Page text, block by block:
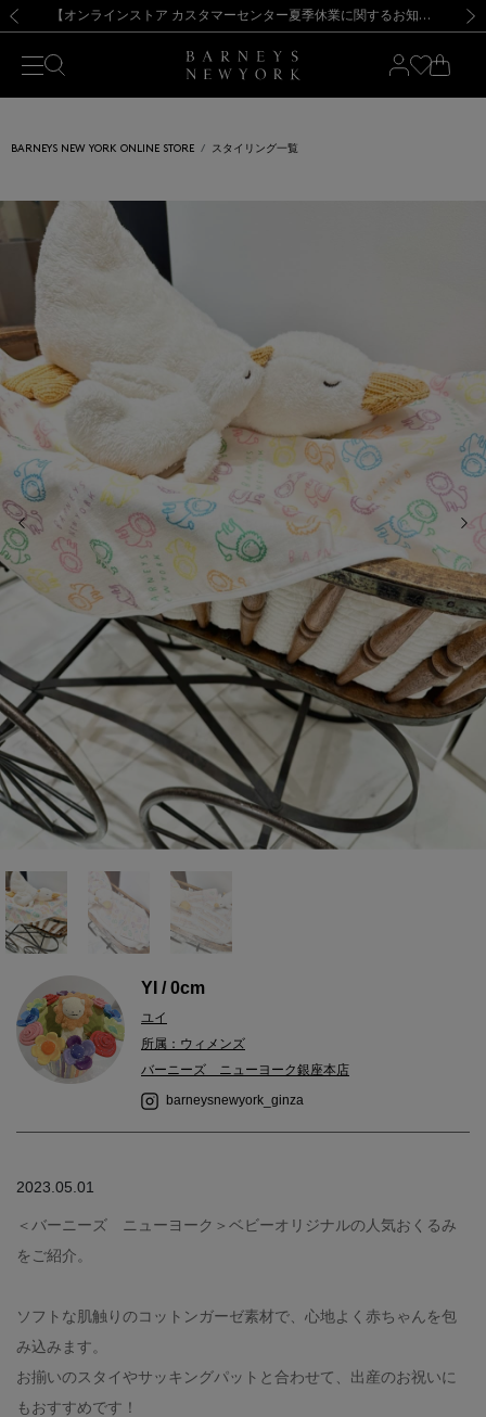
新規登録のお客様も対象！＜MY BARNEYS＞会員のお客様は11,000円（税込）以上のお買上げで常時送料無料！お買い物の際は会員登録を！
【夏季休業に伴う出荷一時停止のお知らせ】(2026.8.7) 【オンラインストア カスタマーセンター夏季休業に関するお知らせ】（2026.8.7）
【夏季休業に伴う返品・交換承り一時停止のお知らせ】（2026.8.5）
熊本県を中心とした地震の影響によるお荷物のお届けについて
【開催中】SUMMER SALEのご案内・ご注意事項 新規登録のお客様も対象！＜MY BARNEYS＞会員のお客様は11,000円（税込）以上のお買上げで常時送料無料！お買い物の際は会員登録を！
【夏季休業に伴う出荷一時停止のお知らせ】(2026.8.7)
BARNEYS NEW YORK ONLINE STORE スタイリング一覧
前の画像 次
YI / 0cm
ユイ
所属：ウィメンズ
バーニーズ ニューヨーク銀座本店
barneysnewyork_ginza
2023.05.01
＜バーニーズ ニューヨーク＞ベビーオリジナルの人気おくるみ
をご紹介。
ソフトな肌触りのコットンガーゼ素材で、心地よく赤ちゃんを包
み込みます。
お揃いのスタイやサッキングパットと合わせて、出産のお祝いに
もおすすめです！